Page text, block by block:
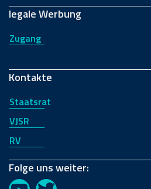
legale Werbung
Zugang
Kontakte
Staatsrat
VJSR
RV
Folge uns weiter: